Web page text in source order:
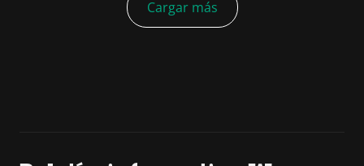
Cargar más